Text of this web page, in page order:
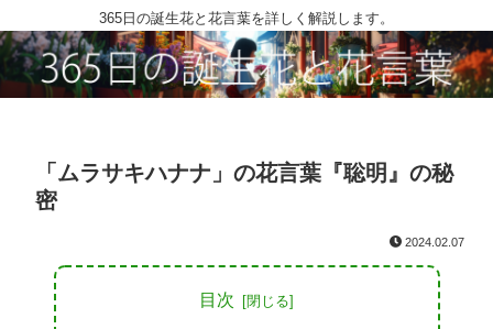
365日の誕生花と花言葉を詳しく解説します。
「ムラサキハナナ」の花言葉『聡明』の秘
密
2024.02.07
目次